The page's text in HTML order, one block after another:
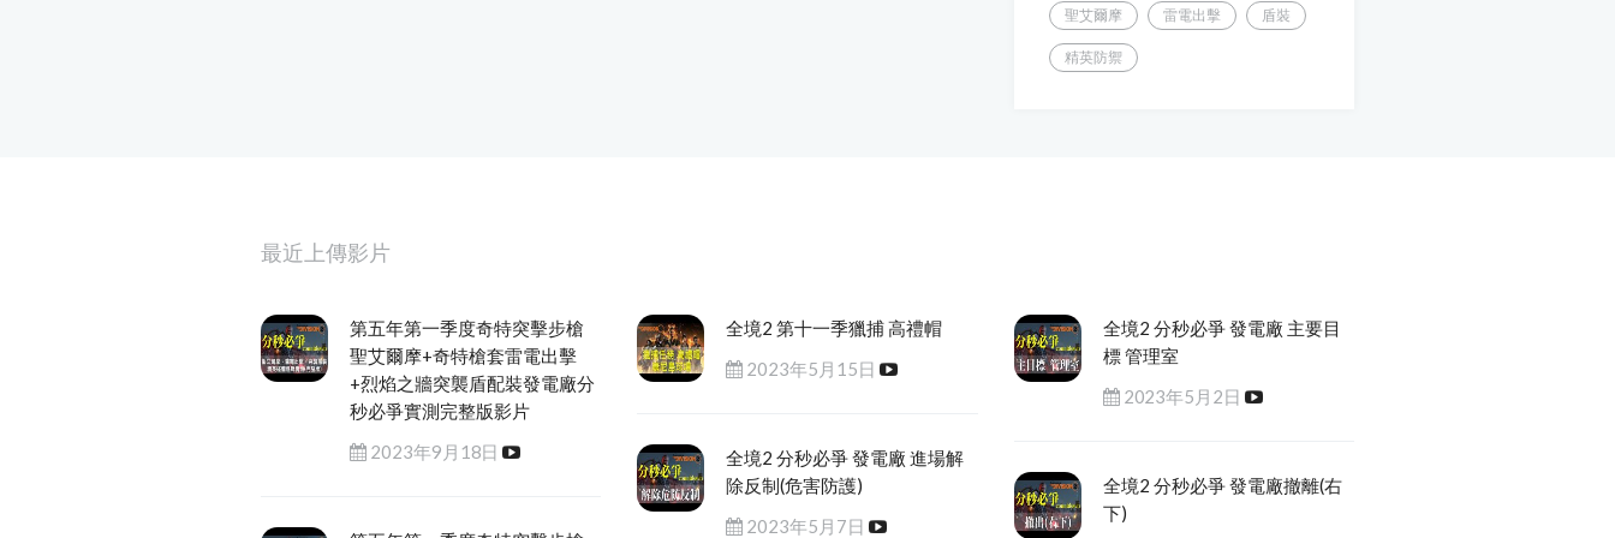
聖艾爾摩 雷電出擊 盾裝
精英防禦
最近上傳影片
第五年第一季度奇特突擊步槍
聖艾爾摩+奇特槍套雷電出擊
+烈焰之牆突襲盾配裝發電廠分
秒必爭實測完整版影片
2023年9月18日
全境2 第十一季獵捕 高禮帽
2023年5月15日
全境2 分秒必爭 發電廠 進場解
除反制(危害防護)
2023年5月7日
全境2 分秒必爭 發電廠 主要目
標 管理室
2023年5月2日
全境2 分秒必爭 發電廠撤離(右
下)